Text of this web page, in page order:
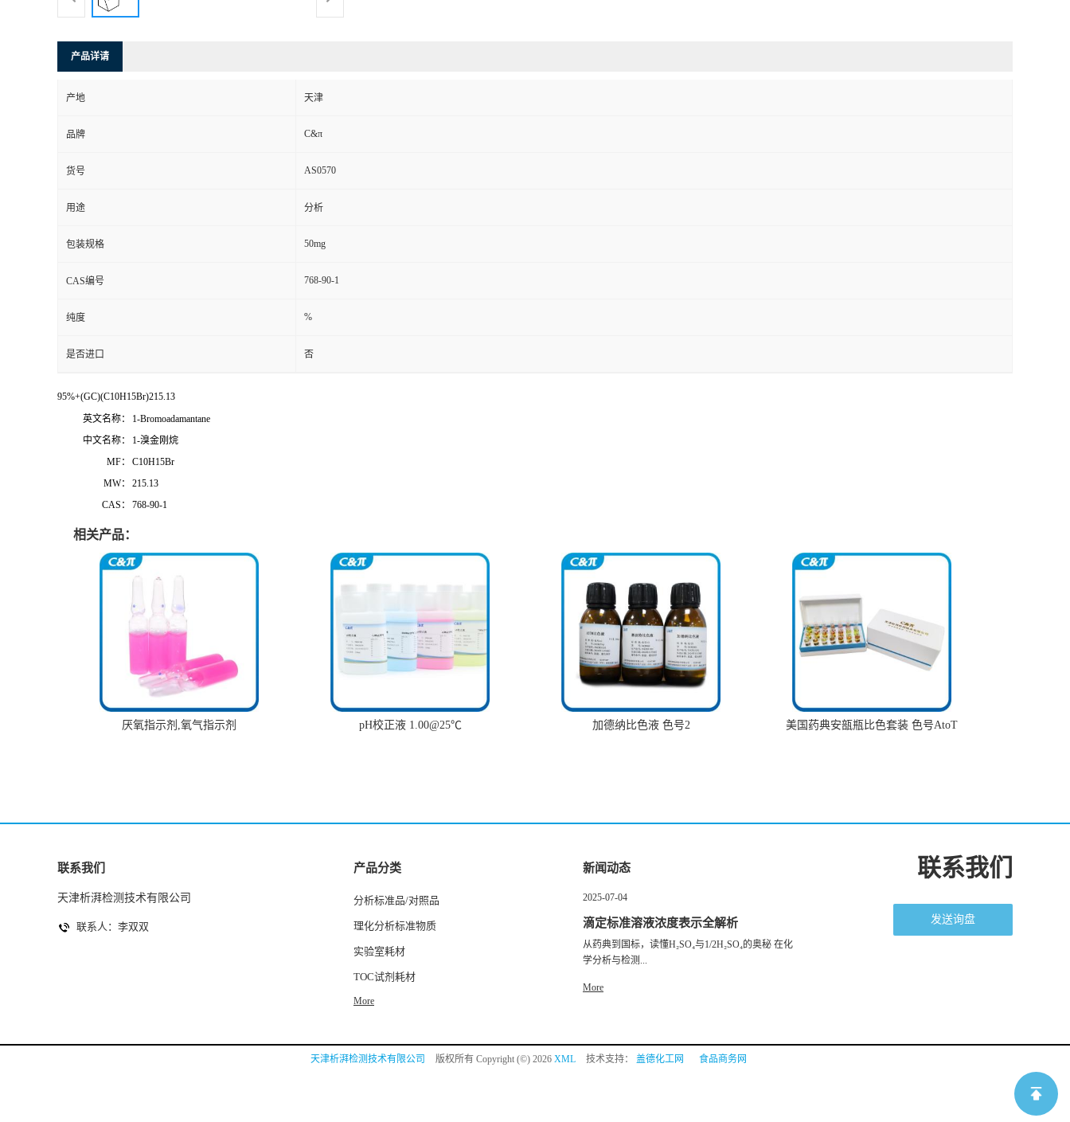
产品详请
产地 天津
品牌 C&π
货号 AS0570
用途 分析
包装规格 50mg
CAS编号 768-90-1
纯度 %
是否进口 否
95%+(GC)(C10H15Br)215.13
英文名称：
1-Bromoadamantane
中文名称：
1-溴金刚烷
MF：
C10H15Br
MW：
215.13
CAS：
768-90-1
相关产品：
厌氧指示剂,氧气指示剂 pH校正液 1.00@25℃ 加德纳比色液 色号2 美国药典安瓿瓶比色套装 色号AtoT
联系我们
天津析湃检测技术有限公司
联系人：李双双
产品分类
分析标准品/对照品
理化分析标准物质
实验室耗材
TOC试剂耗材
More
新闻动态
2025-07-04
滴定标准溶液浓度表示全解析
从药典到国标，读懂H₂SO₄与1/2H₂SO₄的奥秘 在化
学分析与检测...
More
联系我们
发送询盘
天津析湃检测技术有限公司 版权所有 Copyright (©) 2026 XML 技术支持： 盖德化工网 食品商务网